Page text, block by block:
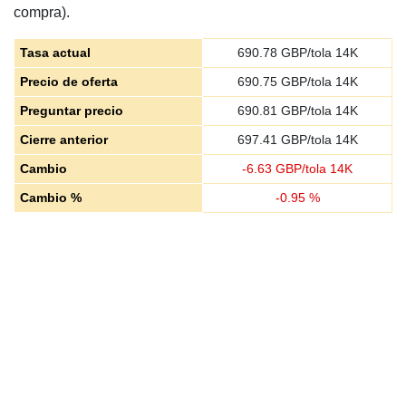
compra).
Tasa actual 690.78 GBP/tola 14K
Precio de oferta
690.75GBP/tola 14K
Preguntar precio
690.81 GBP/tola 14K
Cierre anterior
697.41 GBP/tola 14K
Cambio
-6.63 GBP/tola 14K
Cambio %
-0.95%